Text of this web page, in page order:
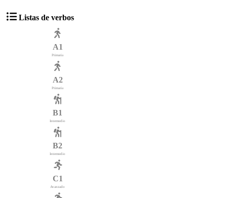
Listas de verbos
A1
Primaria
A2
Primaria
B1
Intermedio
B2
Intermedio
C1
Avanzado